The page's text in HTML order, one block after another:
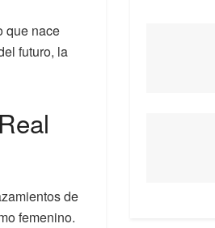
que nace
futuro, la
de
femenino.